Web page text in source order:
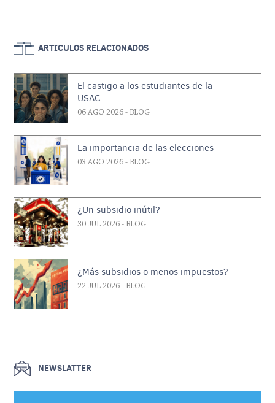
ARTICULOS RELACIONADOS
El castigo a los estudiantes de la
USAC
06 AGO 2026 - BLOG
La importancia de las elecciones
03 AGO 2026 - BLOG
¿Un subsidio inútil?
30 JUL 2026 - BLOG
¿Más subsidios o menos impuestos?
22 JUL 2026 - BLOG
NEWSLATTER